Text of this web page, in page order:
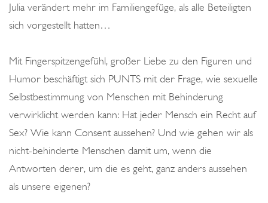
Julia verändert mehr im Familiengefüge, als alle Beteiligten
sich vorgestellt hatten…
Mit Fingerspitzengefühl, großer Liebe zu den Figuren und
Humor beschäftigt sich PUNTS mit der Frage, wie sexuelle
Selbstbestimmung von Menschen mit Behinderung
verwirklicht werden kann: Hat jeder Mensch ein Recht auf
Sex? Wie kann Consent aussehen? Und wie gehen wir als
nicht-behinderte Menschen damit um, wenn die
Antworten derer, um die es geht, ganz anders aussehen
als unsere eigenen?